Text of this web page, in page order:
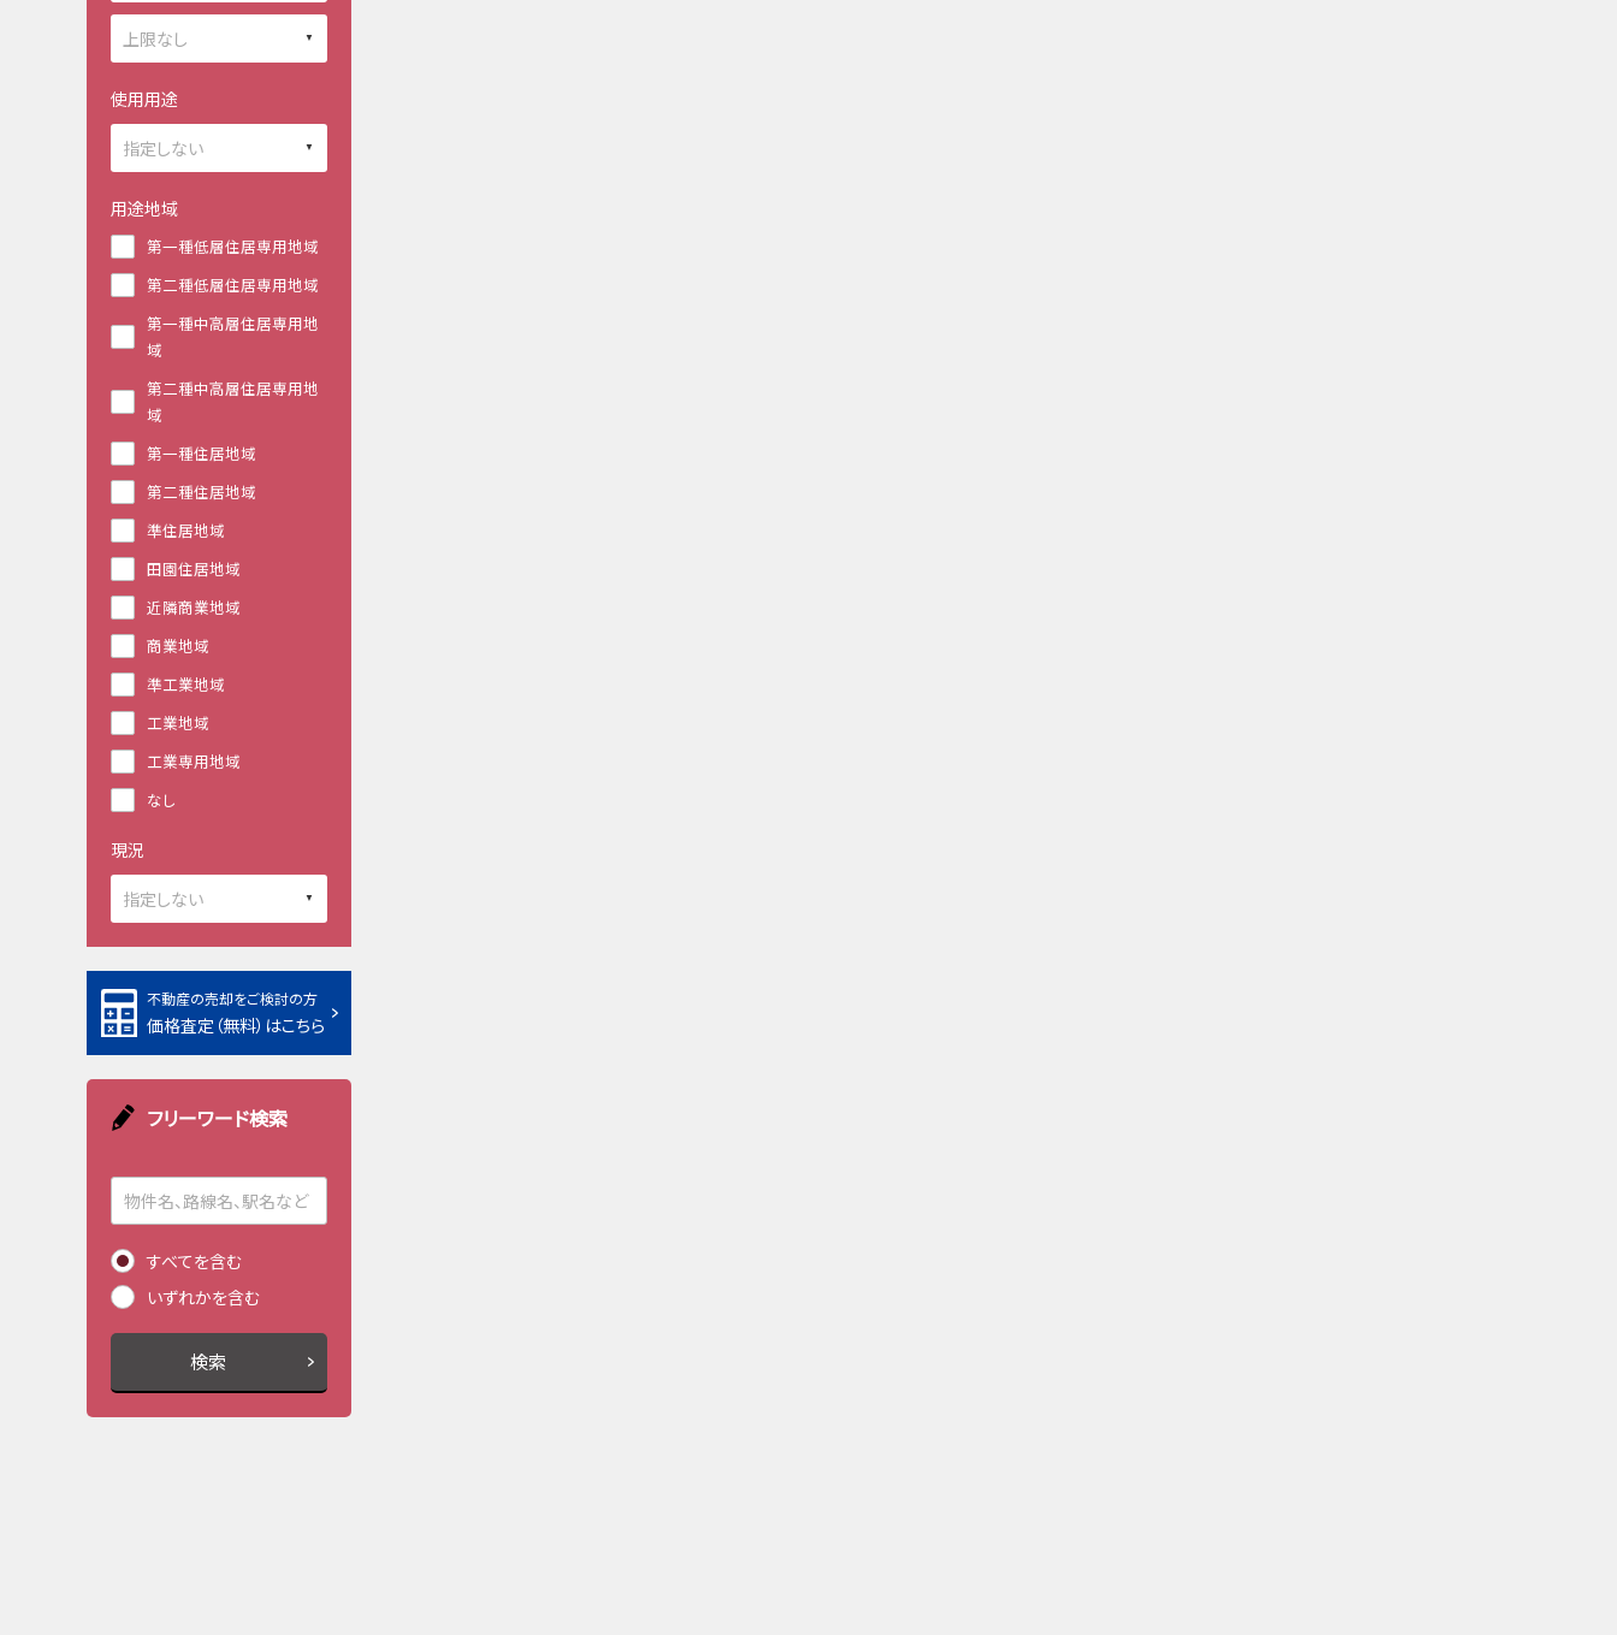
使用用途
用途地域
第一種低層住居専用地域
第二種低層住居専用地域
第一種中高層住居専用地
域
第二種中高層住居専用地
域
第一種住居地域
第二種住居地域
準住居地域
田園住居地域
近隣商業地域
商業地域
準工業地域
工業地域
工業専用地域
なし
現況
不動産の売却をご検討の方
価格査定（無料）はこちら
フリーワード検索
すべてを含む
いずれかを含む
検索